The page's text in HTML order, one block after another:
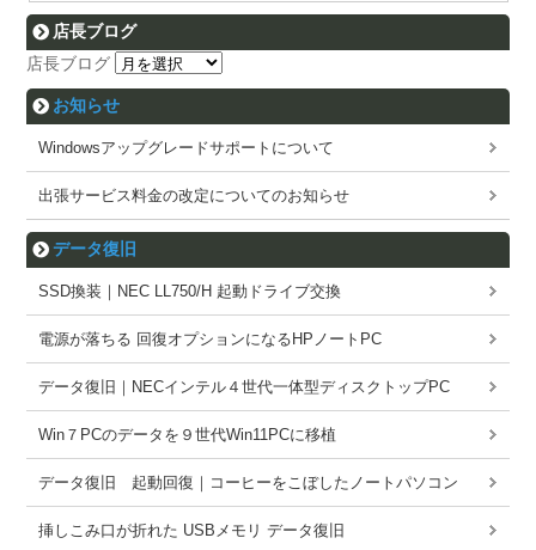
店長ブログ
店長ブログ
お知らせ
Windowsアップグレードサポートについて
出張サービス料金の改定についてのお知らせ
データ復旧
SSD換装｜NEC LL750/H 起動ドライブ交換
電源が落ちる 回復オプションになるHPノートPC
データ復旧｜NECインテル４世代一体型ディスクトップPC
Win７PCのデータを９世代Win11PCに移植
データ復旧 起動回復｜コーヒーをこぼしたノートパソコン
挿しこみ口が折れた USBメモリ データ復旧